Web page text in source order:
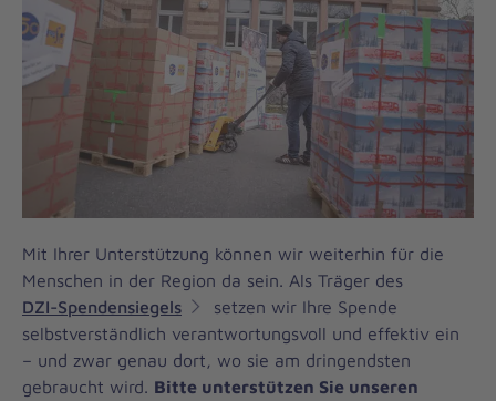
Mit Ihrer Unterstützung können wir weiterhin für die
Menschen in der Region da sein. Als Träger des
DZI-Spendensiegels
setzen wir Ihre Spende
selbstverständlich verantwortungsvoll und effektiv ein
– und zwar genau dort, wo sie am dringendsten
gebraucht wird. Bitte unterstützen Sie unseren